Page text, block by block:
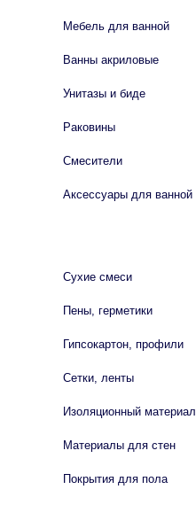
Мебель для ванной
Ванны акриловые
Унитазы и биде
Раковины
Смесители
Аксессуары для ванной
Сухие смеси
Пены, герметики
Гипсокартон, профили
Сетки, ленты
Изоляционный материал
Материалы для стен
Покрытия для пола